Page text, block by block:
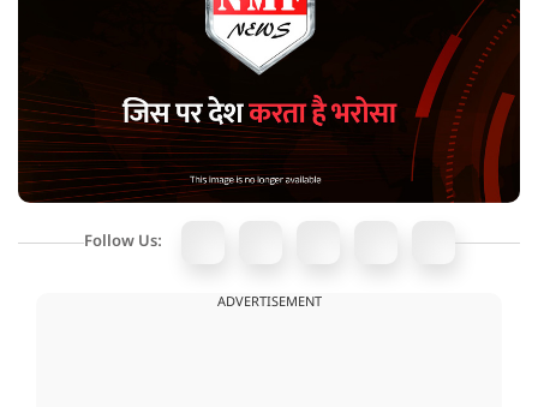
Follow Us:
ADVERTISEMENT